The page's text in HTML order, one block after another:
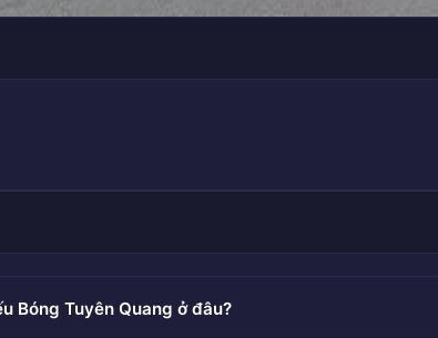
Bóng Tuyên Quang ở đâu?